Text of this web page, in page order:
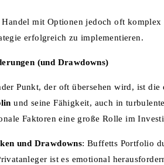
mit Optionen jedoch oft
erfolgreich zu implementieren.
(und Drawdowns)
Punkt, der oft übersehen wird, ist
und seine Fähigkeit, auch in
Faktoren eine große Rolle im
und Drawdowns: Buffetts Portfolio
ist es emotional